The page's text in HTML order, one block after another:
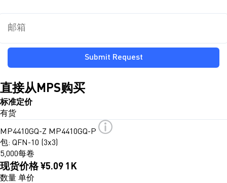
Submit Request
直接从MPS购买
标准定价
有货
MP4410GQ-Z MP4410GQ-P
包: QFN-10 (3x3)
5,000每卷
现货价格 ¥5.09 1K
数量 单价